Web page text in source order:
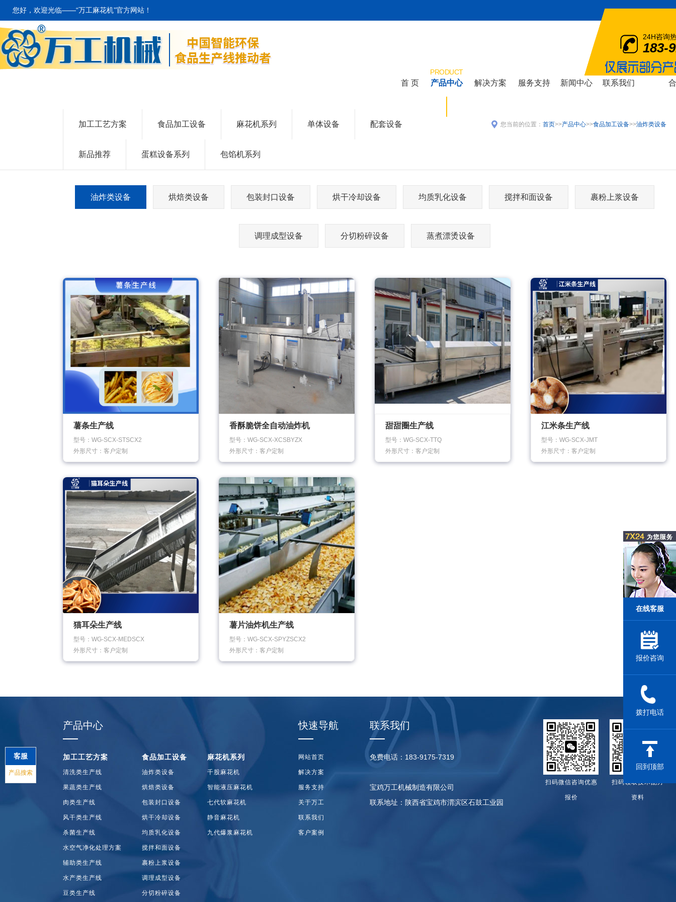
您好，欢迎光临——“万工麻花机”官方网站！
24H咨询
183-
HOME
首 页
PRODUCT
产品中心 SOLOTION
解决方案 SUPPORT
服务支持 NEWS
新闻中心 CONTACT
联系我们
加工工艺方案 食品加工设备 麻花机系列 单体设备 配套设备
新品推荐 蛋糕设备系列 包馅机系列
您当前的位置： 首页>>产品中心>>食品加工设备>>油炸类设备
油炸类设备 烘焙类设备 包装封口设备 烘干冷却设备 均质乳化设备 搅拌和面设备 裹粉上浆设备
调理成型设备 分切粉碎设备 蒸煮漂烫设备
薯条生产线
型号：WG-SCX-STSCX2
外形尺寸：客户定制
香酥脆饼全自动油炸机
型号：WG-SCX-XCSBYZX
外形尺寸：客户定制
甜甜圈生产线
型号：WG-SCX-TTQ
外形尺寸：客户定制
江米条生产线
型号：WG-SCX-JMT
外形尺寸：客户定制
猫耳朵生产线
型号：WG-SCX-MEDSCX
外形尺寸：客户定制
薯片油炸机生产线
型号：WG-SCX-SPYZSCX2
外形尺寸：客户定制
产品中心
加工工艺方案
清洗类生产线
果蔬类生产线
肉类生产线
风干类生产线
杀菌生产线
水空气净化处理方案
辅助类生产线
水产类生产线
豆类生产线
食品加工设备
油炸类设备
烘焙类设备
包装封口设备
烘干冷却设备
均质乳化设备
搅拌和面设备
裹粉上浆设备
调理成型设备
分切粉碎设备
麻花机系列
千股麻花机
智能液压麻花机
七代软麻花机
静音麻花机
九代爆浆麻花机
快速导航
网站首页
解决方案
服务支持
关于万工
联系我们
客户案例
联系我们
免费电话：183-9175-7319
宝鸡万工机械制造有限公司
联系地址：陕西省宝鸡市渭滨区石鼓工业园
扫码微信咨询优惠
报价
扫码领取技术配方
资料
客服
产品搜索
在线客服
报价咨询
拨打电话
回到顶部